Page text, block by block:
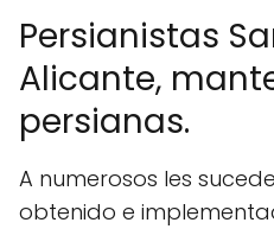
Persianistas
Alicante,
persianas.
A numerosos les
obtenido e